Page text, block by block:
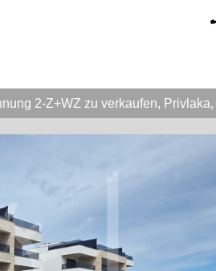
2-Z+WZ zu verkaufen, Privlaka,